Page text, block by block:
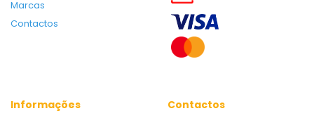
Marcas
Contactos
Informações Contactos